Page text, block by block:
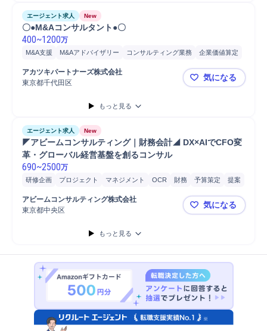
エージェント求人 New
〇●M&Aコンサルタント●〇
400~1200万
M&A支援 M&Aアドバイザリー コンサルティング業務
企業価値算定
M&A対応
提案
事業計画
Microsoft Word
アカツキパートナーズ株式会社
東京都千代田区
〇●M&Aコ
気になる
もっと見る
エージェント求人 New
◤アビームコンサルティング｜財務会計◢ DX×AIでCFO変
革・グローバル経営基盤を創るコンサル
690~2500万
研修企画 プロジェクト マネジメント OCR 財務 予算策定
提案
最新テクノロジー
ネットワーク
導入支援
プロジェクトマネジメント
Oracle 情報処理
アビームコンサルティング株式会社
東京都中央区
◤アビーム
気になる
もっと見る